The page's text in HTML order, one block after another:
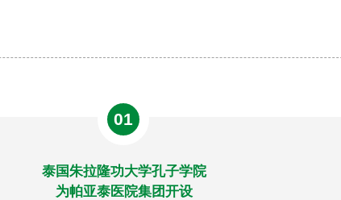
01
泰国朱拉隆功大学孔子学院
为帕亚泰医院集团开设